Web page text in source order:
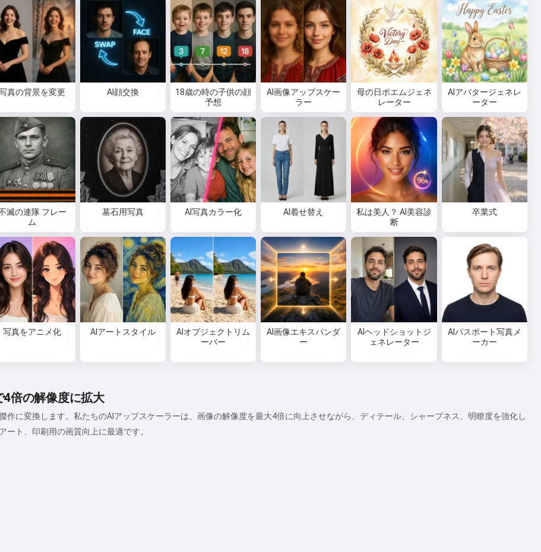
真の背景を変更 AI顔交換
18歳の時の子供の顔
予想
AI画像アップスケー
ラー
母の日ポエムジェネ
レーター
AIアバタージェネレ
ーター
滅の連隊 フレー
ム
墓石用写真 AI写真カラー化 AI着せ替え
私は美人？ AI美容診
断
卒業式
写真をアニメ化 AIアートスタイル
AIオブジェクトリム
ーバー
AI画像エキスパンダ
ー
AIヘッドショットジ
ェネレーター
AIパスポート写真メ
ーカー
倍の解像度に拡大
作に変換します。私たちのAIアップスケーラーは、画像の解像度を最大4倍に向上させながら、ディテール、シャープネス、明瞭度を強化し
ート、印刷用の画質向上に最適です。
こんにちは 👋
私は歌を作成したり、詩やお祝い
メッセージを書けます🥰
無料でお試しください
同意します:利用規約,
プライバシーポリシー,
返金ポリシー